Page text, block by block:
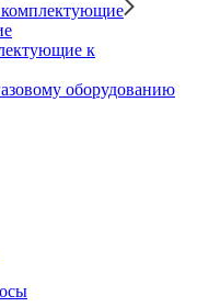
комплектующие
к
оборудованию